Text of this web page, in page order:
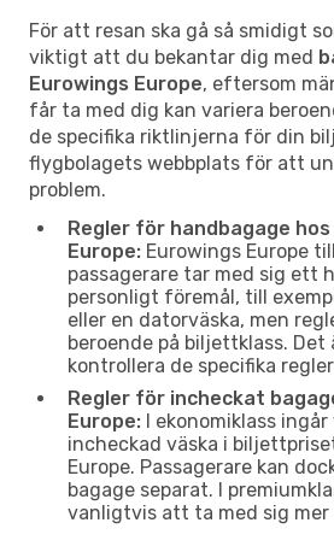
För att resan ska gå så smidigt
viktigt att du bekantar dig med
Eurowings Europe, eftersom
får ta med dig kan variera
de specifika riktlinjerna för din
flygbolagets webbplats för att
problem.
Regler för handbagage
Europe: Eurowings Europe
passagerare tar med sig ett
personligt föremål, till
eller en datorväska, men
beroende på biljettklass.
kontrollera de specifika
Regler för incheckat
Europe: I ekonomiklass
incheckad väska i
Europe. Passagerare kan
bagage separat. I
vanligtvis att ta med sig mer